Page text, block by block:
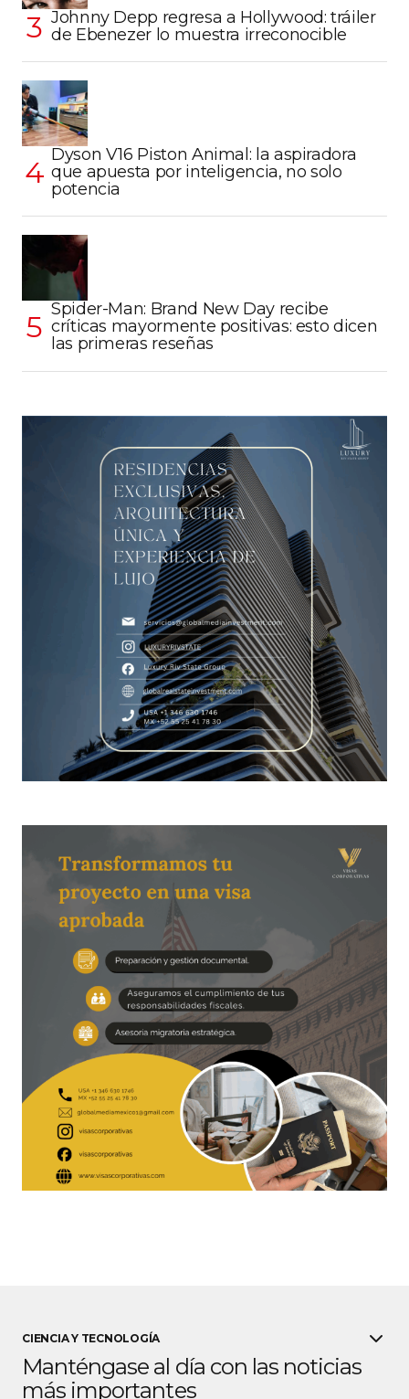
Johnny Depp regresa a Hollywood: tráiler
de Ebenezer lo muestra irreconocible
Dyson V16 Piston Animal: la aspiradora
que apuesta por inteligencia, no solo
potencia
Spider-Man: Brand New Day recibe
críticas mayormente positivas: esto dicen
las primeras reseñas
CIENCIA Y TECNOLOGÍA
Manténgase al día con las noticias
más importantes